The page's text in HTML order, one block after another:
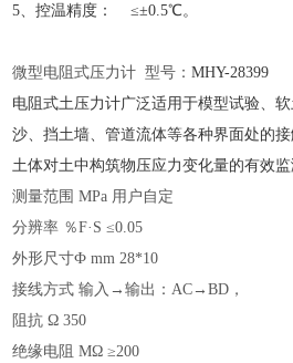
5、控温精度： ≤±0.5℃。
微型电阻式压力计 型号：MHY-28399
电阻式土压力计广泛适用于模型试验、
沙、挡土墙、管道流体等各种界面处的
土体对土中构筑物压应力变化量的有效监
测量范围 MPa 用户自定
分辨率 ％F·S ≤0.05
外形尺寸Ф mm 28*10
接线方式 输入→输出：AC→BD，
阻抗 Ω 350
绝缘电阻 MΩ ≥200